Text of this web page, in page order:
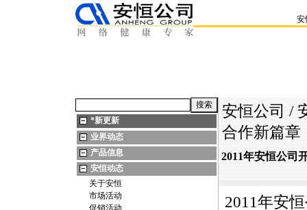
安
*新更新
业界动态
产品信息
安恒动态
关于安恒
市场活动
促销活动
安恒公司 /
合作新篇章
2011年安恒公司
2011年安